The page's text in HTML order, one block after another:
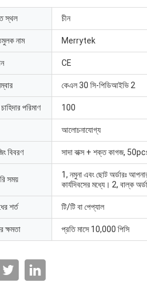
স্থল চীন
নাম Merrytek
CE
কেএল 30 সি-পিডিআইভি 2
পরিমাণ 100
আলোচনাযোগ্য
বিবরণ সাদা বাক্স + শক্ত কাগজ,
সময়
1, নমুনা এবং ছোট অর্ডারঃ
কার্যদিবসের মধ্যে। 2, বাল্ক
শর্ত টি/টি বা পেপ্যাল
ক্ষমতা প্রতি মাসে 10,000 পিসি